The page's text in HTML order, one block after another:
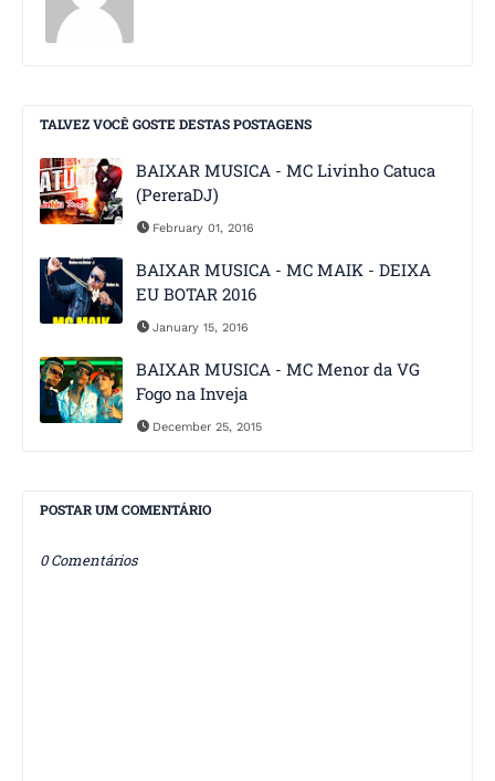
TALVEZ VOCÊ GOSTE DESTAS POSTAGENS
BAIXAR MUSICA - MC Livinho Catuca
(PereraDJ)
February 01, 2016
BAIXAR MUSICA - MC MAIK - DEIXA
EU BOTAR 2016
January 15, 2016
BAIXAR MUSICA - MC Menor da VG
Fogo na Inveja
December 25, 2015
POSTAR UM COMENTÁRIO
0 Comentários